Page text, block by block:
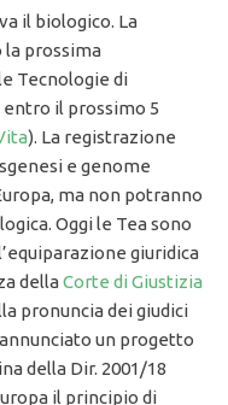
il biologico. La
prossima
Tecnologie di
entro il prossimo 5
). La registrazione
e genome
ma non potranno
Oggi le Tea sono
giuridica
dellaCorte di Giustizia
pronuncia dei giudici
un progetto
della Dir. 2001/18
il principio di